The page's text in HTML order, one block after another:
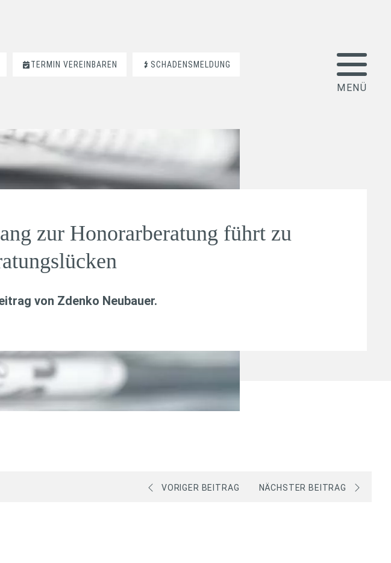
TERMIN VEREINBAREN SCHADENSMELDUNG
zur Honorarberatung führt zu
von Zdenko Neubauer.
VORIGER BEITRAG NÄCHSTER BEITRAG